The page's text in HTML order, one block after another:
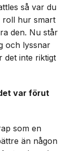
så var du
roll hur smart
den. Nu står
och lyssnar
det inte riktigt
var förut
som en
än någon